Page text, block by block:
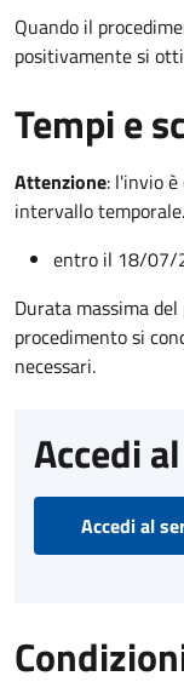
Quando il
positivamente si
Tempi e
Attenzione: l'invio
intervallo
entro il 18/07/
Durata massima
procedimento si
necessari.
Accedi
Accedi al